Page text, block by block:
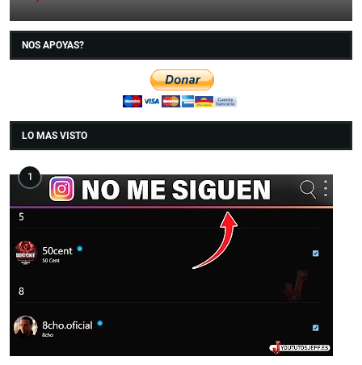
NOS APOYAS?
LO MAS VISTO